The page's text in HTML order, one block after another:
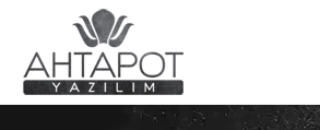
Ana Sayfa
Hakkımızda